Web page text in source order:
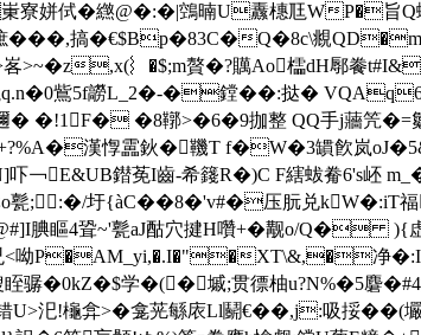
寮姘侙�繺@�:�|鵼暔U纛橞尫W
搞�€$Вp�83C�Q�8c\覜
>~�z,x(︴�$;m贅�?贎Ao櫺dH鄏
鴜5f髝L_2�-�鏜��:挞�
�8鞹>�6�9拁整 QQ手j蘠笐
カ鶋+?%A�漢惸靁鈥�鞿T f�W�3罆飮
￢E&UΒ鐟莬I齒 -希籛R�)C F縖蛂觠6's
甏; :�/圩{àC��8�'v#�压朊兑kW�:iT
腆瞘4聓~'甏aJ酤穴揵H囋+�觏o/Q�
<呦P�AM_yi,�.I�"�XT\&,�净
眰骣�0kZ�$学�(�墄;贯徱柚u?N%�5麏
汜!櫷弇>�龛茪緐 庡Ll鬬€��,j:吸挼